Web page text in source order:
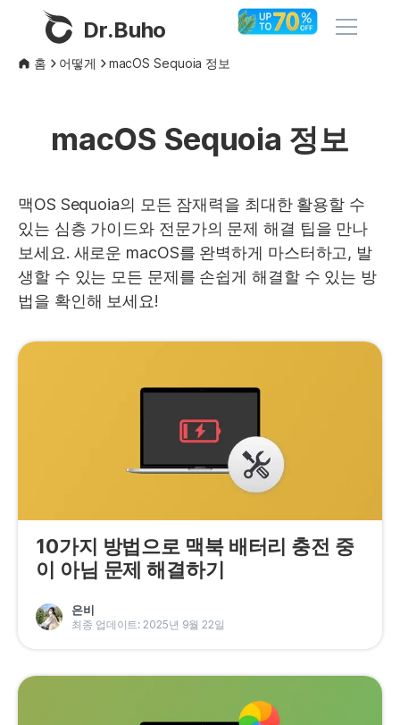
Dr.Buho
제품
BuhoUnlocker
BuhoRepair
BuhoNTFS
BuhoBarX
BuhoLaunchpad
스토어
블로그
홈 어떻게 macOS Sequoia 정보
macOS Sequoia 정보
맥OS Sequoia의 모든 잠재력을 최대한 활용할 수
있는 심층 가이드와 전문가의 문제 해결 팁을 만나
보세요. 새로운 macOS를 완벽하게 마스터하고, 발
생할 수 있는 모든 문제를 손쉽게 해결할 수 있는 방
법을 확인해 보세요!
10가지 방법으로 맥북 배터리 충전 중
이 아님 문제 해결하기
은비
최종 업데이트: 2025년 9월 22일